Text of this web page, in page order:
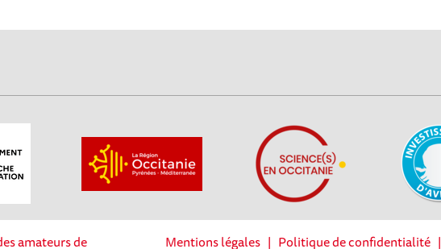
amateurs de Mentions légales| Politique de confidentialité|